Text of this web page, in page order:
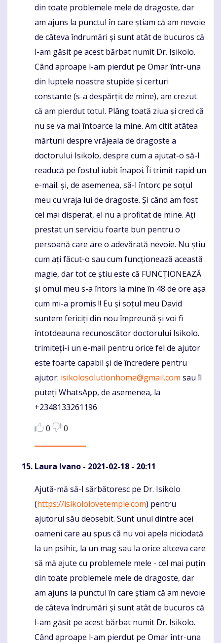
din toate problemele mele de dragoste, dar
am ajuns la punctul în care știam că am nevoie
de câteva îndrumări și sunt atât de bucuros că
l-am găsit pe acest bărbat numit Dr. Isikolo.
Când aproape l-am pierdut pe Omar într-una
din luptele noastre stupide și certuri
constante (s-a despărțit de mine), am crezut
că am pierdut totul. Plâng toată ziua și cred că
nu se va mai întoarce la mine. Am citit atâtea
mărturii despre vrăjeala de dragoste a
doctorului Isikolo, despre cum a ajutat-o ​​să-l
readucă pe fostul iubit înapoi. Îi trimit rapid un
e-mail. și, de asemenea, să-l întorc pe soțul
meu cu vraja lui de dragoste. Și când am fost
cel mai disperat, el nu a profitat de mine. Ați
prestat un serviciu foarte bun pentru o
persoană care are o adevărată nevoie. Nu știu
cum ați făcut-o sau cum funcționează această
magie, dar tot ce știu este că FUNCȚIONEAZĂ
și omul meu s-a întors la mine în 48 de ore așa
cum mi-a promis !! Eu și soțul meu David
suntem fericiți din nou împreună și voi fi
întotdeauna recunoscător doctorului Isikolo.
trimiteți-i un e-mail pentru orice fel de ajutor
este foarte capabil și de încredere pentru
ajutor: isikolosolutionhome@gmail.com sau îl
puteți WhatsApp, de asemenea, la
+2348133261196
0
0
Laura Ivano - 2021-02-18 - 20:11
Komentaras
Ajută-mă să-l sărbătoresc pe Dr. Isikolo
(https://isikololovetemple.com) pentru
ajutorul său deosebit. Sunt unul dintre acei
oameni care au spus că nu voi apela niciodată
la un psihic, la un mag sau la orice altceva care
să mă ajute cu problemele mele - cel mai puțin
din toate problemele mele de dragoste, dar
am ajuns la punctul în care știam că am nevoie
de câteva îndrumări și sunt atât de bucuros că
l-am găsit pe acest bărbat numit Dr. Isikolo.
Când aproape l-am pierdut pe Omar într-una